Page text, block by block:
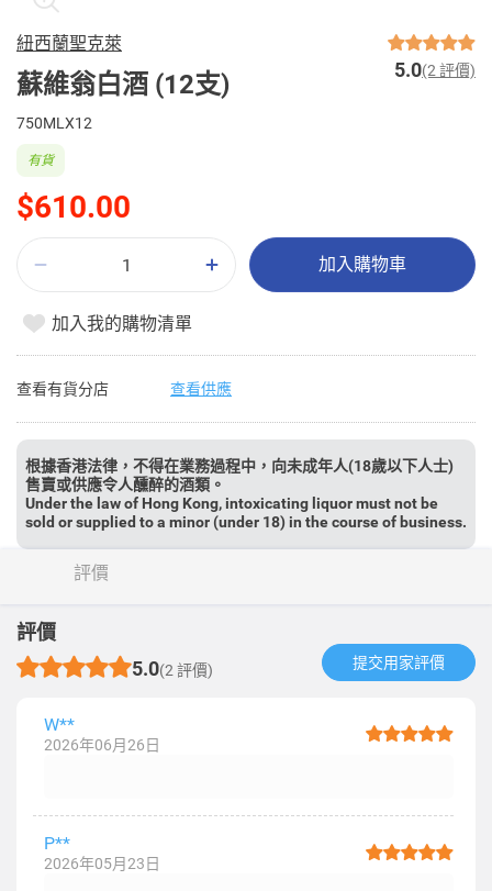
紐西蘭聖克萊
蘇維翁白酒 (12支) 5.0(2 評價)
750MLX12
$610.00
有貨
加入購物車
加入我的購物清單
查看有貨分店 查看供應
根據香港法律，不得在業務過程中，向未成年人(18歲以下人士)
售賣或供應令人醺醉的酒類。
Under the law of Hong Kong, intoxicating liquor must not be
sold or supplied to a minor (under 18) in the course of business.
評價
評價
5.0(2 評價) 提交用家評價​
W**
2026年06月26日
P**
2026年05月23日